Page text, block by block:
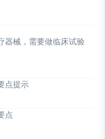
器械，需要做临床试验
点提示
点